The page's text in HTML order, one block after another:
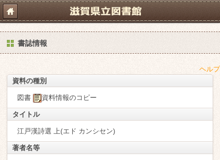
書誌情報
ヘルプ
資料の種別
図書 資料情報のコピー
タイトル
江戸漢詩選 上(エド カンシセン)
著者名等